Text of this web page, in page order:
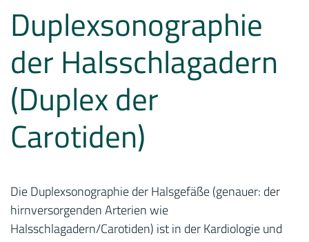
Duplexsonographie
der Halsschlagadern
(Duplex der
Carotiden)
Die Duplexsonographie der Halsgefäße (genauer: der
hirnversorgenden Arterien wie
Halsschlagadern/Carotiden) ist in der Kardiologie und